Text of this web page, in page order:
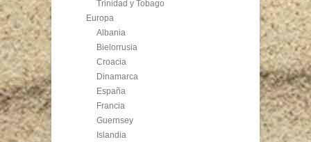
Trinidad y Tobago
Europa
Albania
Bielorrusia
Croacia
Dinamarca
España
Francia
Guernsey
Islandia